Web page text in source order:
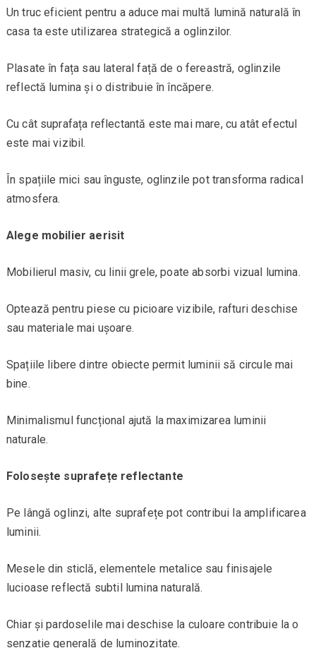
Un truc eficient pentru a aduce mai multă lumină naturală în
casa ta este utilizarea strategică a oglinzilor.
Plasate în fața sau lateral față de o fereastră, oglinzile
reflectă lumina și o distribuie în încăpere.
Cu cât suprafața reflectantă este mai mare, cu atât efectul
este mai vizibil.
În spațiile mici sau înguste, oglinzile pot transforma radical
atmosfera.
Alege mobilier aerisit
Mobilierul masiv, cu linii grele, poate absorbi vizual lumina.
Optează pentru piese cu picioare vizibile, rafturi deschise
sau materiale mai ușoare.
Spațiile libere dintre obiecte permit luminii să circule mai
bine.
Minimalismul funcțional ajută la maximizarea luminii
naturale.
Folosește suprafețe reflectante
Pe lângă oglinzi, alte suprafețe pot contribui la amplificarea
luminii.
Mesele din sticlă, elementele metalice sau finisajele
lucioase reflectă subtil lumina naturală.
Chiar și pardoselile mai deschise la culoare contribuie la o
senzație generală de luminozitate.